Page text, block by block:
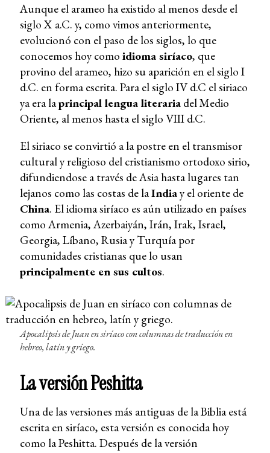
Aunque el arameo ha existido al menos desde el
siglo X a.C. y, como vimos anteriormente,
evolucionó con el paso de los siglos, lo que
conocemos hoy como idioma siríaco, que
provino del arameo, hizo su aparición en el siglo I
d.C. en forma escrita. Para el siglo IV d.C el siriaco
ya era laprincipal lengua literariadel Medio
Oriente, al menos hasta el siglo VIII d.C.
El siriaco se convirtió a la postre en el transmisor
cultural y religioso del cristianismo ortodoxo sirio,
difundiendose a través de Asia hasta lugares tan
lejanos como las costas de laIndiay el oriente de
China. El idioma siríaco es aún utilizado en países
como Armenia, Azerbaiyán, Irán, Irak, Israel,
Georgia, Líbano, Rusia y Turquía por
comunidades cristianas que lo usan
principalmente en sus cultos.
Apocalipsis de Juan en siríaco con columnas de traducción en
hebreo, latín y griego.
La versión Peshitta
Una de las versiones más antiguas de la Biblia está
escrita en siríaco, esta versión es conocida hoy
como la Peshitta. Después de la versión